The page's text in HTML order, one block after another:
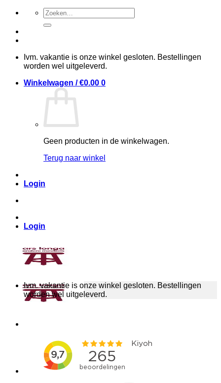
inhoud
Zoeken
naar:
Ivm. vakantie is onze winkel gesloten. Bestellingen
worden wel uitgeleverd.
Winkelwagen /€0.00 0
Geen producten in de winkelwagen.
Terug naar winkel
Login
Login
Ivm. vakantie is onze winkel gesloten. Bestellingen
worden wel uitgeleverd.